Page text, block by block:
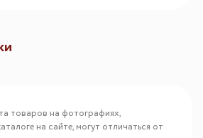
товаров на фотографиях,
на сайте, могут отличаться от